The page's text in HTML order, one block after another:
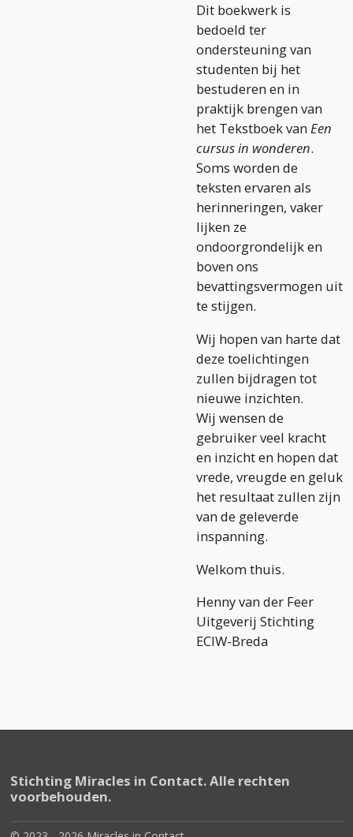
Dit boekwerk is
bedoeld ter
ondersteuning van
studenten bij het
bestuderen en in
praktijk brengen van
het Tekstboek vanEen
cursus in wonderen.
Soms worden de
teksten ervaren als
herinneringen, vaker
lijken ze
ondoorgrondelijk en
boven ons
bevattingsvermogen uit
te stijgen.
Wij hopen van harte dat
deze toelichtingen
zullen bijdragen tot
nieuwe inzichten.
Wij wensen de
gebruiker veel kracht
en inzicht en hopen dat
vrede, vreugde en geluk
het resultaat zullen zijn
van de geleverde
inspanning.
Welkom thuis.
Henny van der Feer
Uitgeverij Stichting
ECIW-Breda
Stichting Miracles in Contact. Alle rechten
voorbehouden.